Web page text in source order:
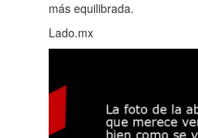
más equilibrada.
Lado.mx